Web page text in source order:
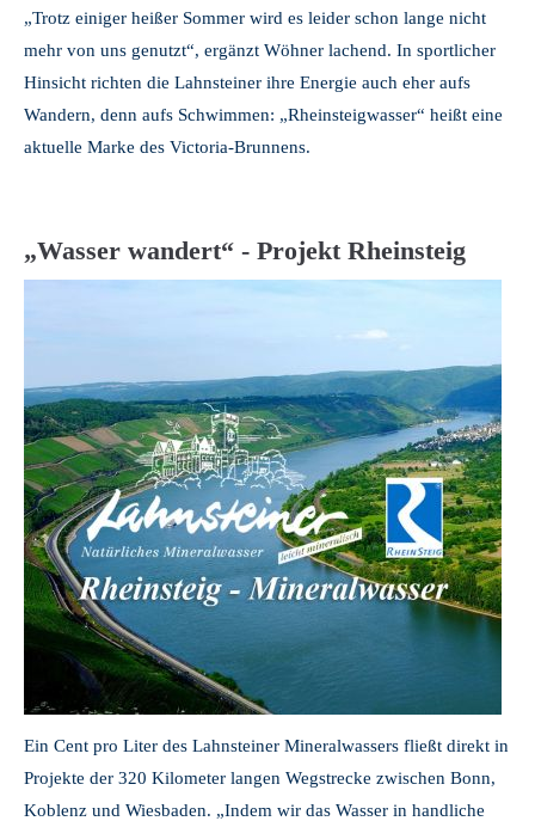
„Trotz einiger heißer Sommer wird es leider schon lange nicht
mehr von uns genutzt“, ergänzt Wöhner lachend. In sportlicher
Hinsicht richten die Lahnsteiner ihre Energie auch eher aufs
Wandern, denn aufs Schwimmen: „Rheinsteigwasser“ heißt eine
aktuelle Marke des Victoria-Brunnens.
„Wasser wandert“ - Projekt Rheinsteig
Ein Cent pro Liter des Lahnsteiner Mineralwassers fließt direkt in
Projekte der 320 Kilometer langen Wegstrecke zwischen Bonn,
Koblenz und Wiesbaden. „Indem wir das Wasser in handliche